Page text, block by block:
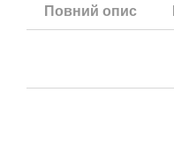
Повний опис